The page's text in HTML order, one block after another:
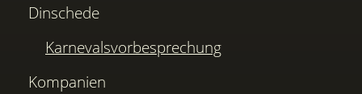
Dinschede
Karnevalsvorbesprechung
Kompanien